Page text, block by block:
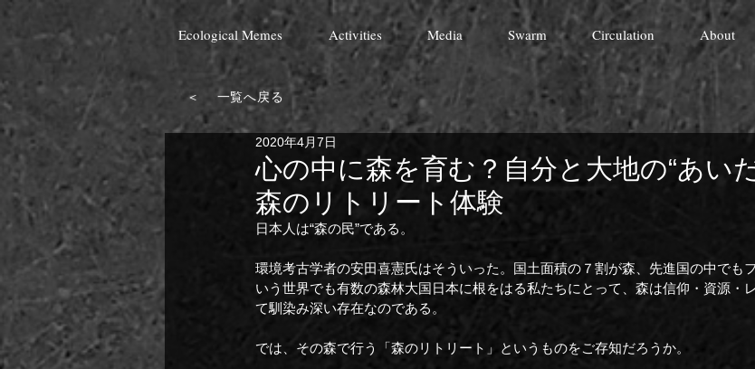
Ecological Memes Activities Media Swarm Circulation About
＜ 一覧へ戻る
心の中に森を育む？自分と大地の“あい
森のリトリート体験
2020年4月7日
日本人は“森の民”である。
環境考古学者の安田喜憲氏はそういった。国土面積の７割が森、先進国の中でも
いう世界でも有数の森林大国日本に根をはる私たちにとって、森は信仰・資源・
て馴染み深い存在なのである。
では、その森で行う「森のリトリート」というものをご存知だろうか。